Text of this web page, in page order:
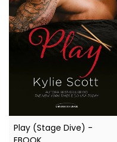
Play (Stage Dive) -